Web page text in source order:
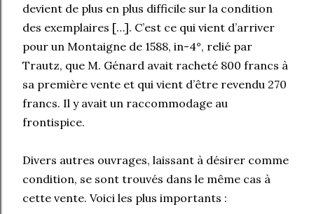
devient de plus en plus difficile sur la condition
des exemplaires […]. C’est ce qui vient d’arriver
pour un Montaigne de 1588, in-4°, relié par
Trautz, que M. Génard avait racheté 800 francs à
sa première vente et qui vient d’être revendu 270
francs. Il y avait un raccommodage au
frontispice.
Divers autres ouvrages, laissant à désirer comme
condition, se sont trouvés dans le même cas à
cette vente. Voici les plus importants :